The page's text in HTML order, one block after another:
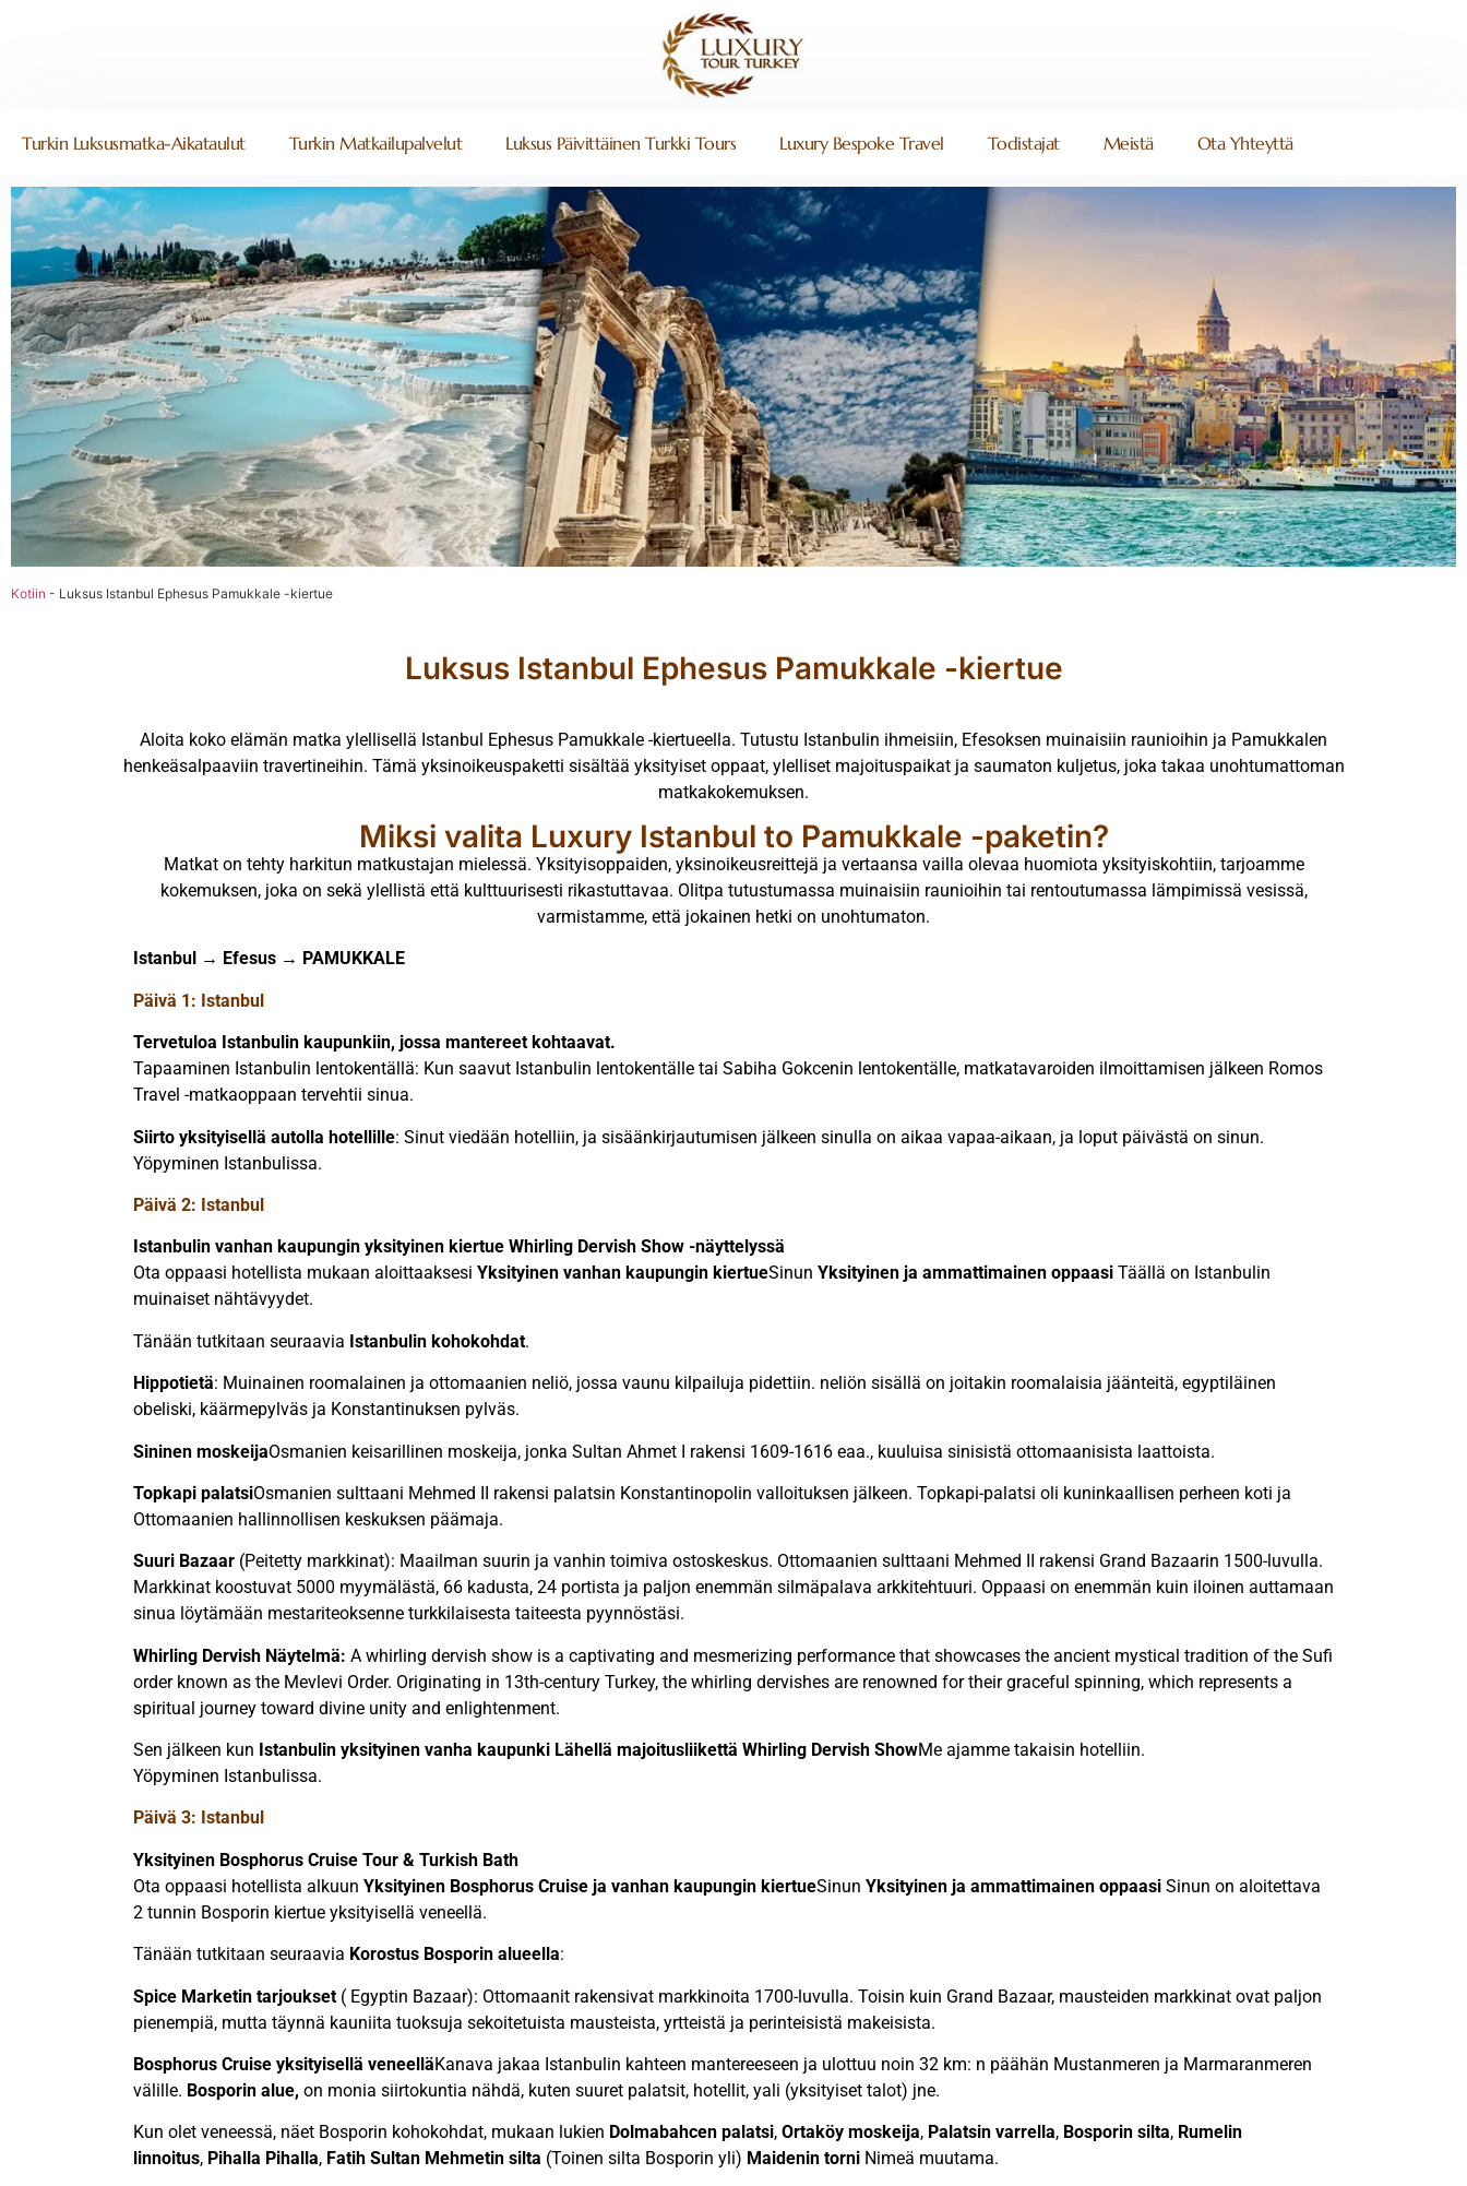
Turkin Luksusmatka-Aikataulut Turkin Matkailupalvelut Luksus Päivittäinen Turkki Tours Luxury Bespoke Travel Todistajat Meistä Ota Yhteyttä
Kotiin - Luksus Istanbul Ephesus Pamukkale -kiertue
Luksus Istanbul Ephesus Pamukkale -kiertue
Aloita koko elämän matka ylellisellä Istanbul Ephesus Pamukkale -kiertueella. Tutustu Istanbulin ihmeisiin, Efesoksen muinaisiin raunioihin ja Pamukkalen
henkeäsalpaaviin travertineihin. Tämä yksinoikeuspaketti sisältää yksityiset oppaat, ylelliset majoituspaikat ja saumaton kuljetus, joka takaa unohtumattoman
matkakokemuksen.
Miksi valita Luxury Istanbul to Pamukkale -paketin?
Matkat on tehty harkitun matkustajan mielessä. Yksityisoppaiden, yksinoikeusreittejä ja vertaansa vailla olevaa huomiota yksityiskohtiin, tarjoamme
kokemuksen, joka on sekä ylellistä että kulttuurisesti rikastuttavaa. Olitpa tutustumassa muinaisiin raunioihin tai rentoutumassa lämpimissä vesissä,
varmistamme, että jokainen hetki on unohtumaton.
Istanbul → Efesus → PAMUKKALE
Päivä 1: Istanbul
Tervetuloa Istanbulin kaupunkiin, jossa mantereet kohtaavat.
Tapaaminen Istanbulin lentokentällä: Kun saavut Istanbulin lentokentälle tai Sabiha Gokcenin lentokentälle, matkatavaroiden ilmoittamisen jälkeen Romos
Travel -matkaoppaan tervehtii sinua.
Siirto yksityisellä autolla hotellille: Sinut viedään hotelliin, ja sisäänkirjautumisen jälkeen sinulla on aikaa vapaa-aikaan, ja loput päivästä on sinun.
Yöpyminen Istanbulissa.
Päivä 2: Istanbul
Istanbulin vanhan kaupungin yksityinen kiertue Whirling Dervish Show -näyttelyssä
Ota oppaasi hotellista mukaan aloittaaksesi Yksityinen vanhan kaupungin kiertueSinun Yksityinen ja ammattimainen oppaasi Täällä on Istanbulin
muinaiset nähtävyydet.
Tänään tutkitaan seuraavia Istanbulin kohokohdat.
Hippotietä: Muinainen roomalainen ja ottomaanien neliö, jossa vaunu kilpailuja pidettiin. neliön sisällä on joitakin roomalaisia jäänteitä, egyptiläinen
obeliski, käärmepylväs ja Konstantinuksen pylväs.
Sininen moskeijaOsmanien keisarillinen moskeija, jonka Sultan Ahmet I rakensi 1609-1616 eaa., kuuluisa sinisistä ottomaanisista laattoista.
Topkapi palatsiOsmanien sulttaani Mehmed II rakensi palatsin Konstantinopolin valloituksen jälkeen. Topkapi-palatsi oli kuninkaallisen perheen koti ja
Ottomaanien hallinnollisen keskuksen päämaja.
Suuri Bazaar (Peitetty markkinat): Maailman suurin ja vanhin toimiva ostoskeskus. Ottomaanien sulttaani Mehmed II rakensi Grand Bazaarin 1500-luvulla.
Markkinat koostuvat 5000 myymälästä, 66 kadusta, 24 portista ja paljon enemmän silmäpalava arkkitehtuuri. Oppaasi on enemmän kuin iloinen auttamaan
sinua löytämään mestariteoksenne turkkilaisesta taiteesta pyynnöstäsi.
Whirling Dervish Näytelmä: A whirling dervish show is a captivating and mesmerizing performance that showcases the ancient mystical tradition of the Sufi
order known as the Mevlevi Order. Originating in 13th-century Turkey, the whirling dervishes are renowned for their graceful spinning, which represents a
spiritual journey toward divine unity and enlightenment.
Sen jälkeen kun Istanbulin yksityinen vanha kaupunki Lähellä majoitusliikettä Whirling Dervish ShowMe ajamme takaisin hotelliin.
Yöpyminen Istanbulissa.
Päivä 3: Istanbul
Yksityinen Bosphorus Cruise Tour & Turkish Bath
Ota oppaasi hotellista alkuun Yksityinen Bosphorus Cruise ja vanhan kaupungin kiertueSinun Yksityinen ja ammattimainen oppaasi Sinun on aloitettava
2 tunnin Bosporin kiertue yksityisellä veneellä.
Tänään tutkitaan seuraavia Korostus Bosporin alueella:
Spice Marketin tarjoukset ( Egyptin Bazaar): Ottomaanit rakensivat markkinoita 1700-luvulla. Toisin kuin Grand Bazaar, mausteiden markkinat ovat paljon
pienempiä, mutta täynnä kauniita tuoksuja sekoitetuista mausteista, yrtteistä ja perinteisistä makeisista.
Bosphorus Cruise yksityisellä veneelläKanava jakaa Istanbulin kahteen mantereeseen ja ulottuu noin 32 km: n päähän Mustanmeren ja Marmaranmeren
välille. Bosporin alue, on monia siirtokuntia nähdä, kuten suuret palatsit, hotellit, yali (yksityiset talot) jne.
Kun olet veneessä, näet Bosporin kohokohdat, mukaan lukien Dolmabahcen palatsi, Ortaköy moskeija, Palatsin varrella, Bosporin silta, Rumelin
linnoitus, Pihalla Pihalla, Fatih Sultan Mehmetin silta (Toinen silta Bosporin yli) Maidenin torni Nimeä muutama.